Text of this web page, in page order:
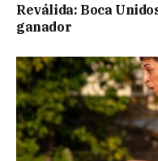
Reválida: Boca
ganador